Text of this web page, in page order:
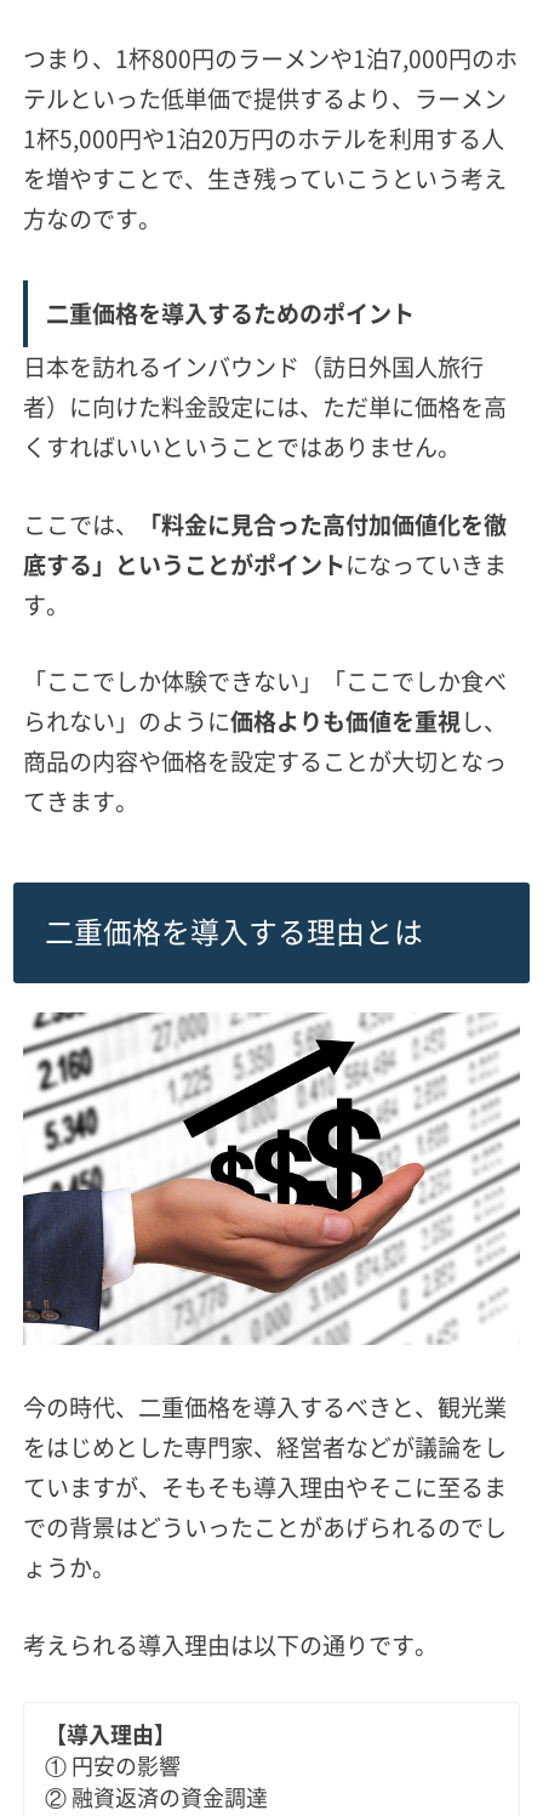
つまり、1杯800円のラーメンや1泊7,000円のホ
テルといった低単価で提供するより、ラーメン
1杯5,000円や1泊20万円のホテルを利用する人
を増やすことで、 生き残っていこうという考え
方なのです。
二重価格を導入するためのポイント
日本を訪れるインバウンド（訪日外国人旅行
者）に向けた料金設定には、ただ単に価格を高
くすればいいということではありません。
ここでは、
「料金に見合った高付加価値化を徹
底する」ということがポイント に なっていきま
す。
「ここでしか体験できない」「ここでしか食べ
られない」のように価格よりも価値を重視 し、
商品の内容や価格を設定することが大切となっ
てきます。
二重価格を導入する理由とは
今の時代、二重価格を導入するべきと、観光業
をはじめとした専門家、経営者などが議論をし
ていますが、そもそも導入理由やそこに至るま
での背景はどういったことがあげられるのでし
ょうか。
考えられる導入理由は以下の通りです。
【導入理由】
① 円安の影響
② 融資返済の資金調達